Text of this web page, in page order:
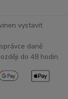
vystavit
daně
do 48 hodin.